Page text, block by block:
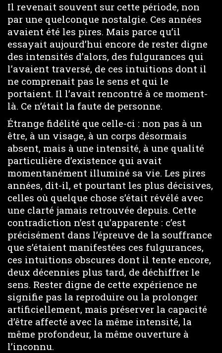
Il revenait souvent sur cette période, non
par une quelconque nostalgie. Ces années
avaient été les pires. Mais parce qu’il
essayait aujourd’hui encore de rester digne
des intensités d’alors, des fulgurances qui
l’avaient traversé, de ces intuitions dont il
ne comprenait pas le sens et qui le
portaient. Il l’avait rencontré à ce moment-
là. Ce n’était la faute de personne.
Étrange fidélité que celle-ci : non pas à un
être, à un visage, à un corps désormais
absent, mais à une intensité, à une qualité
particulière d’existence qui avait
momentanément illuminé sa vie. Les pires
années, dit-il, et pourtant les plus décisives,
celles où quelque chose s’était révélé avec
une clarté jamais retrouvée depuis. Cette
contradiction n’est qu’apparente : c’est
précisément dans l’épreuve de la souffrance
que s’étaient manifestées ces fulgurances,
ces intuitions obscures dont il tente encore,
deux décennies plus tard, de déchiffrer le
sens. Rester digne de cette expérience ne
signifie pas la reproduire ou la prolonger
artificiellement, mais préserver la capacité
d’être affecté avec la même intensité, la
même profondeur, la même ouverture à
l’inconnu.